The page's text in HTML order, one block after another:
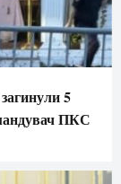
5
ПКС